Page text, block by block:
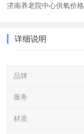
济南养老院中心供氧价格
详细说明
品牌
服务
材质